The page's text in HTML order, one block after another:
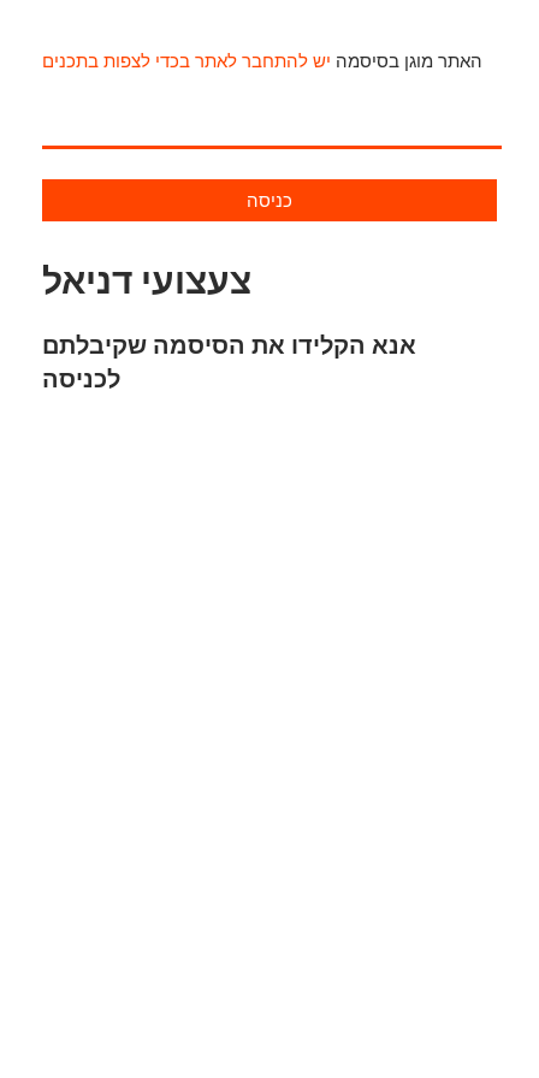
האתר מוגן בסיסמה יש להתחבר לאתר בכדי לצפות בתכנים
כניסה
צעצועי דניאל
אנא הקלידו את הסיסמה שקיבלתם
לכניסה